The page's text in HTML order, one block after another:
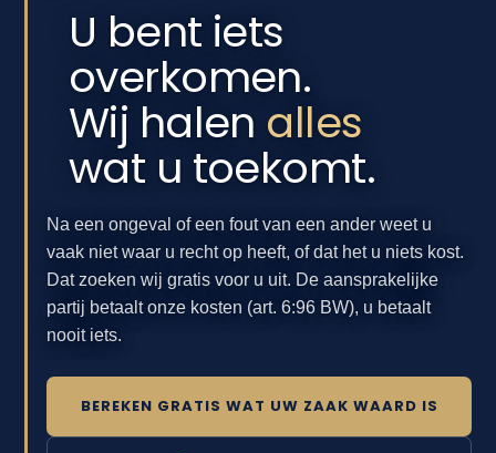
U bent iets
overkomen.
Wij halen alles
wat u toekomt.
Na een ongeval of een fout van een ander weet u
vaak niet waar u recht op heeft, of dat het u niets kost.
Dat zoeken wij gratis voor u uit. De aansprakelijke
partij betaalt onze kosten (art. 6:96 BW), u betaalt
nooit iets.
BEREKEN GRATIS WAT UW ZAAK WAARD IS